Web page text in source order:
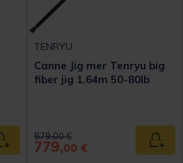
au panier
TENRYU
Canne Jig mer Tenryu big
fiber jig 1.64m 50-80lb
Price reduced from
879,00 €to
779,00 €